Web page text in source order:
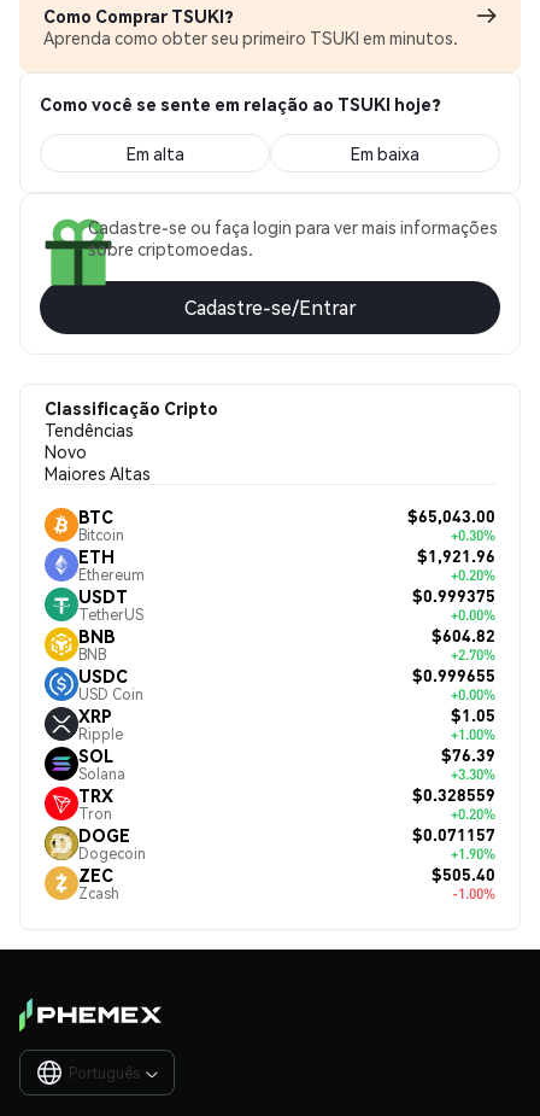
Como Comprar TSUKI?
Aprenda como obter seu primeiro TSUKI em minutos.
Como você se sente em relação ao TSUKI hoje?
Em alta Em baixa
Cadastre-se ou faça login para ver mais informações
sobre criptomoedas.
Cadastre-se/Entrar
Classificação Cripto
Tendências
Novo
Maiores Altas
BTC
Bitcoin
$65,043.00
+0.30%
ETH
Ethereum
$1,921.96
+0.20%
USDT
TetherUS
$0.999375
+0.00%
BNB
BNB
$604.82
+2.70%
USDC
USD Coin
$0.999655
+0.00%
XRP
Ripple
$1.05
+1.00%
SOL
Solana
$76.39
+3.30%
TRX
Tron
$0.328559
+0.20%
DOGE
Dogecoin
$0.071157
+1.90%
ZEC
Zcash
$505.40
-1.00%
Português 